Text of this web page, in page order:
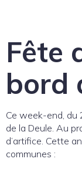
Fête
bord
Ce week-end, du
de la Deule. Au
d’artifice. Cette
communes :